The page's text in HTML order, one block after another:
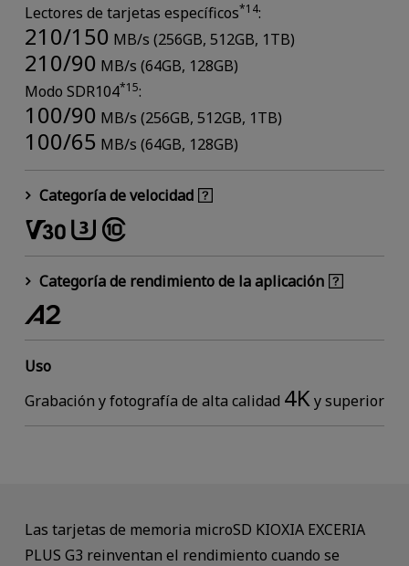
Lectores de tarjetas específicos*14:
210/150 MB/s (256GB, 512GB, 1TB)
210/90 MB/s (64GB, 128GB)
Modo SDR104*15:
100/90 MB/s (256GB, 512GB, 1TB)
100/65 MB/s (64GB, 128GB)
Categoría de velocidad
Categoría de rendimiento de la aplicación
Uso
Grabación y fotografía de alta calidad 4Ky superior
Las tarjetas de memoria microSD KIOXIA EXCERIA
PLUS G3 reinventan el rendimiento cuando se